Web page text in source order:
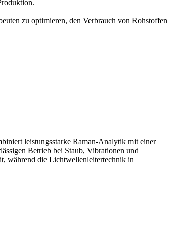
zu optimieren, den Verbrauch von Rohstoffen
leistungsstarke Raman-Analytik mit einer
Betrieb bei Staub, Vibrationen und
während die Lichtwellenleitertechnik in